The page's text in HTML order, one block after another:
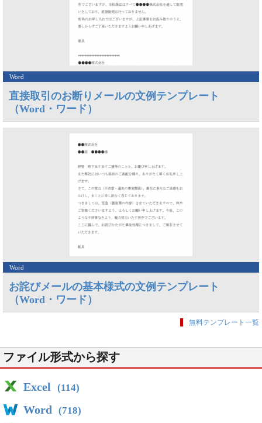
Word
直接取引のお断りメールの文例テンプレート
（Word・ワード）
Word
お詫びメールの基本様式の文例テンプレート
（Word・ワード）
無料テンプレート一覧
ファイル形式から探す
Excel (114)
Word (718)